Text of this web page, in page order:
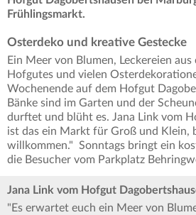
Frühlingsmarkt.
Osterdeko und kreative Gestecke
Ein Meer von Blumen, Leckereien
Hofgutes und vielen
Wochenende auf dem Hofgut
Bänke sind im Garten und der
durftet und blüht es. Jana Link vom
ist das ein Markt für Groß und Klein,
willkommen." Sonntags bringt ein
die Besucher vom Parkplatz
Jana Link vom Hofgut
"Es erwartet euch ein Meer von